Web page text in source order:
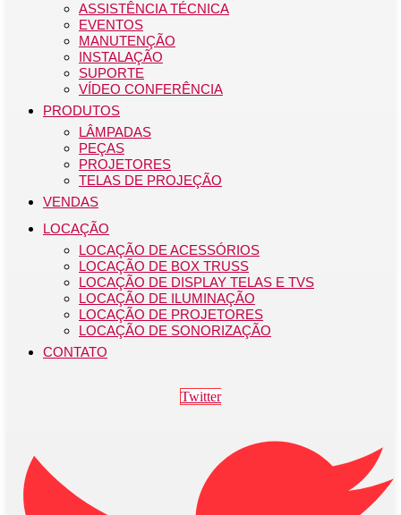
ASSISTÊNCIA TÉCNICA
EVENTOS
MANUTENÇÃO
INSTALAÇÃO
SUPORTE
VÍDEO CONFERÊNCIA
PRODUTOS
LÂMPADAS
PEÇAS
PROJETORES
TELAS DE PROJEÇÃO
VENDAS
LOCAÇÃO
LOCAÇÃO DE ACESSÓRIOS
LOCAÇÃO DE BOX TRUSS
LOCAÇÃO DE DISPLAY TELAS E TVS
LOCAÇÃO DE ILUMINAÇÃO
LOCAÇÃO DE PROJETORES
LOCAÇÃO DE SONORIZAÇÃO
CONTATO
Twitter